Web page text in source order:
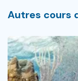
Autres cours